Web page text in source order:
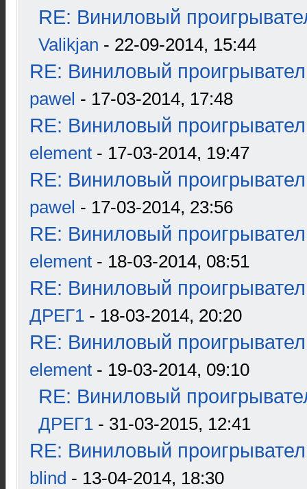
RE: Виниловый
Valikjan - 22-09-2014, 15:44
RE: Виниловый
pawel - 17-03-2014, 17:48
RE: Виниловый
element - 17-03-2014, 19:47
RE: Виниловый
pawel - 17-03-2014, 23:56
RE: Виниловый
element - 18-03-2014, 08:51
RE: Виниловый
ДРЕГ1 - 18-03-2014, 20:20
RE: Виниловый
element - 19-03-2014, 09:10
RE: Виниловый
ДРЕГ1 - 31-03-2015, 12:41
RE: Виниловый
blind - 13-04-2014, 18:30